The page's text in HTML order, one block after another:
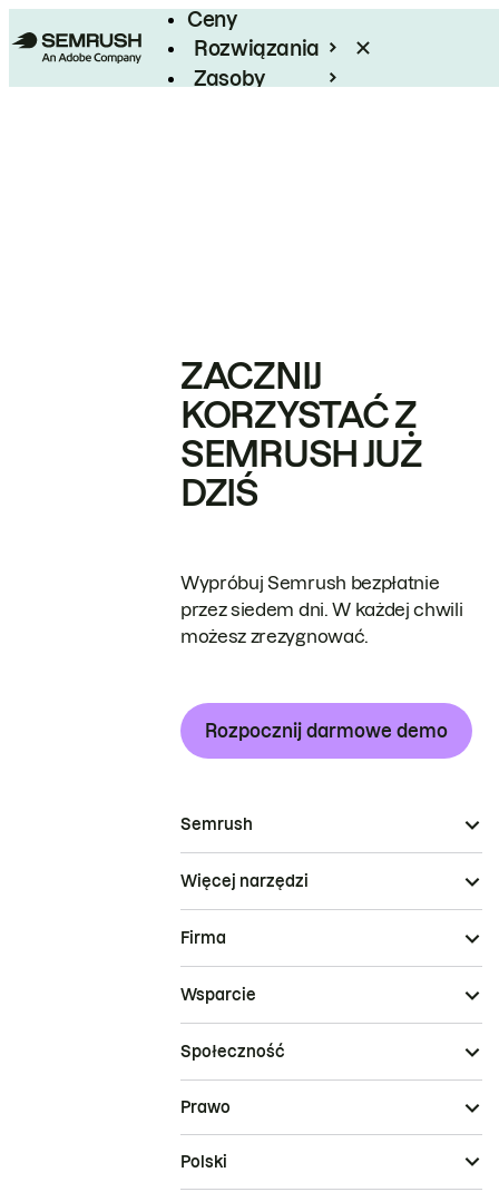
Ceny
Rozwiązania
Zasoby
ZACZNIJ
KORZYSTAĆ Z
SEMRUSH JUŻ
DZIŚ
Wypróbuj Semrush bezpłatnie
przez siedem dni. W każdej chwili
możesz zrezygnować.
Rozpocznij darmowe demo
Semrush
Więcej narzędzi
Firma
Wsparcie
Społeczność
Prawo
Polski